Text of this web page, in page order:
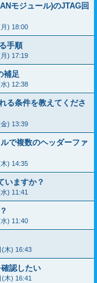
モジュール)のJTAG回
) 18:00
手順
) 17:19
補足
) 12:38
る条件を教えてくださ
) 13:39
で複数のヘッダーファ
) 14:35
いますか？
) 11:41
) 11:40
(木) 16:43
認したい
木) 16:41